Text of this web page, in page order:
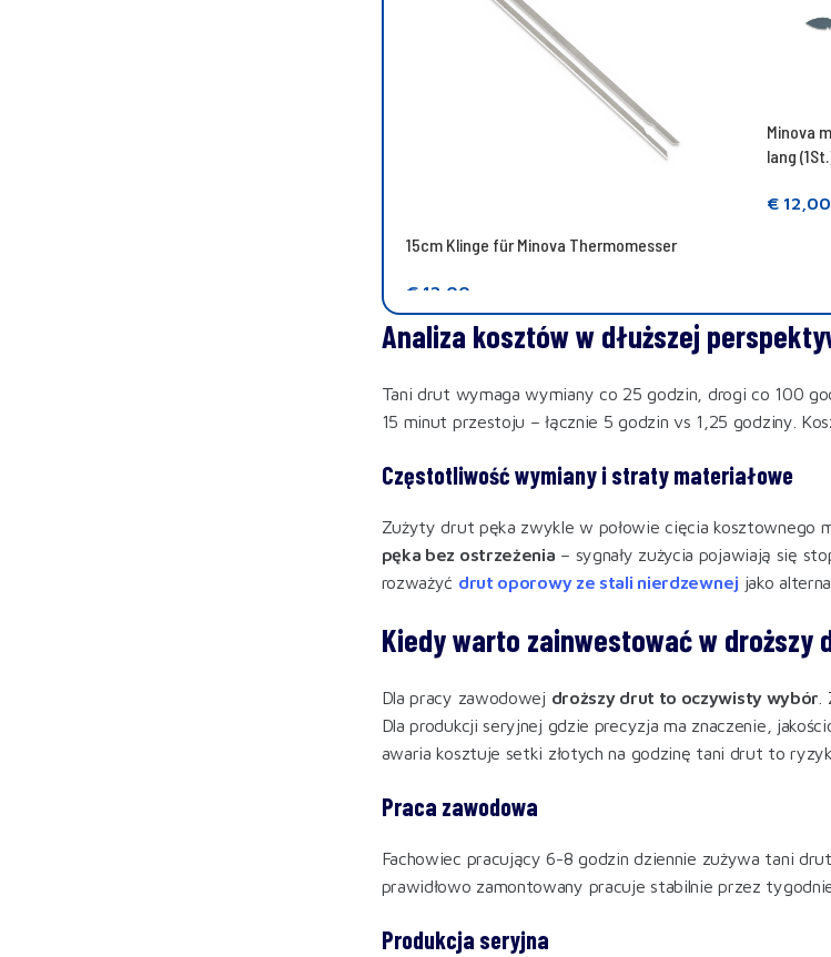
15cm Klinge für Minova Thermomesser
€12,00
In den Warenkorb legen
Minova
lang
€ 12,00
Analiza kosztów w dłuższej
Tani drut wymaga wymiany co 25 godzin, drogi co 100
15 minut przestoju – łącznie 5 godzin vs 1,25 godziny.
Częstotliwość wymiany i straty materiałowe
Zużyty drut pęka zwykle w połowie cięcia kosztownego
pęka bez ostrzeżenia – sygnały zużycia pojawiają się
rozważyć drut oporowy ze stali nierdzewnej jako
Kiedy warto zainwestować w droższy
Dla pracy zawodowej droższy drut to oczywisty wybór
Dla produkcji seryjnej gdzie precyzja ma znaczenie,
awaria kosztuje setki złotych na godzinę tani drut to
Praca zawodowa
Fachowiec pracujący 6-8 godzin dziennie zużywa tani
prawidłowo zamontowany pracuje stabilnie przez
Produkcja seryjna